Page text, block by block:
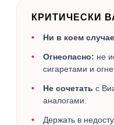
КРИТИЧЕСКИ
Ни в коем
Огнеопасно: не
сигаретами и
Не сочетать с
аналогами.
Держать в